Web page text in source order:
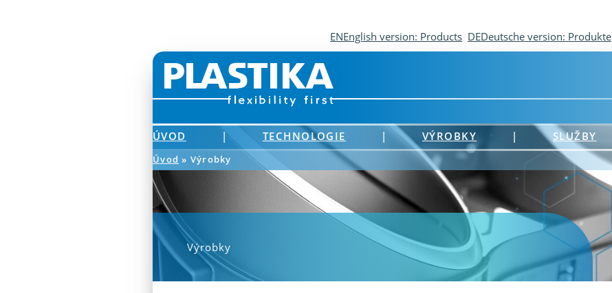
ENEnglish version: Products DEDeutsche version: Produkte
ÚVOD | TECHNOLOGIE | VÝROBKY | SLUŽBY
Úvod » Výrobky
Výrobky